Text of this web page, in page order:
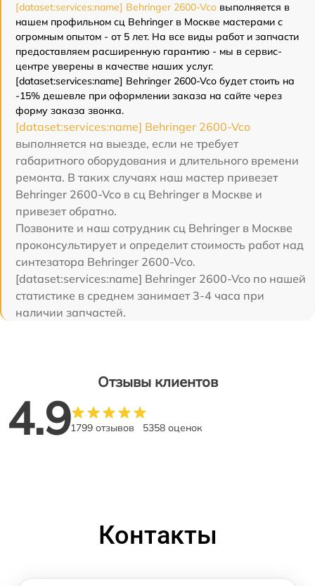
[dataset:services:name] Behringer 2600-Vco выполняется в
нашем профильном сц Behringer в Москве мастерами с
огромным опытом - от 5 лет. На все виды работ и запчасти
предоставляем расширенную гарантию - мы в сервис-
центре уверены в качестве наших услуг.
[dataset:services:name] Behringer 2600-Vco будет стоить на
-15% дешевле при оформлении заказа на сайте через
форму заказа звонка.
[dataset:services:name] Behringer 2600-Vco
выполняется на выезде, если не требует
габаритного оборудования и длительного времени
ремонта. В таких случаях наш мастер привезет
Behringer 2600-Vco в сц Behringer в Москве и
привезет обратно.
Позвоните и наш сотрудник сц Behringer в Москве
проконсультирует и определит стоимость работ над
синтезатора Behringer 2600-Vco.
[dataset:services:name] Behringer 2600-Vco по нашей
статистике в среднем занимает 3-4 часа при
наличии запчастей.
Отзывы клиентов
4.91799 отзывов 5358 оценок
Контакты